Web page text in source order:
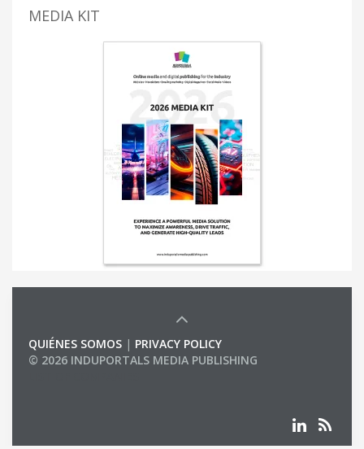
MEDIA KIT
QUIÉNES SOMOS | PRIVACY POLICY
© 2026 INDUPORTALS MEDIA PUBLISHING